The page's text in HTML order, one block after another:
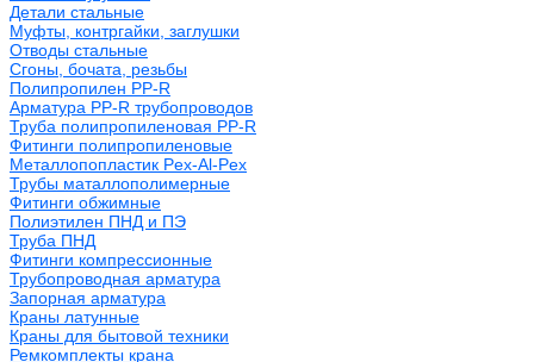
Детали стальные
Муфты, контргайки, заглушки
Отводы стальные
Сгоны, бочата, резьбы
Полипропилен PP-R
Арматура PP-R трубопроводов
Труба полипропиленовая PP-R
Фитинги полипропиленовые
Металлопопластик Pex-Al-Pex
Трубы маталлополимерные
Фитинги обжимные
Полиэтилен ПНД и ПЭ
Труба ПНД
Фитинги компрессионные
Трубопроводная арматура
Запорная арматура
Краны латунные
Краны для бытовой техники
Ремкомплекты крана